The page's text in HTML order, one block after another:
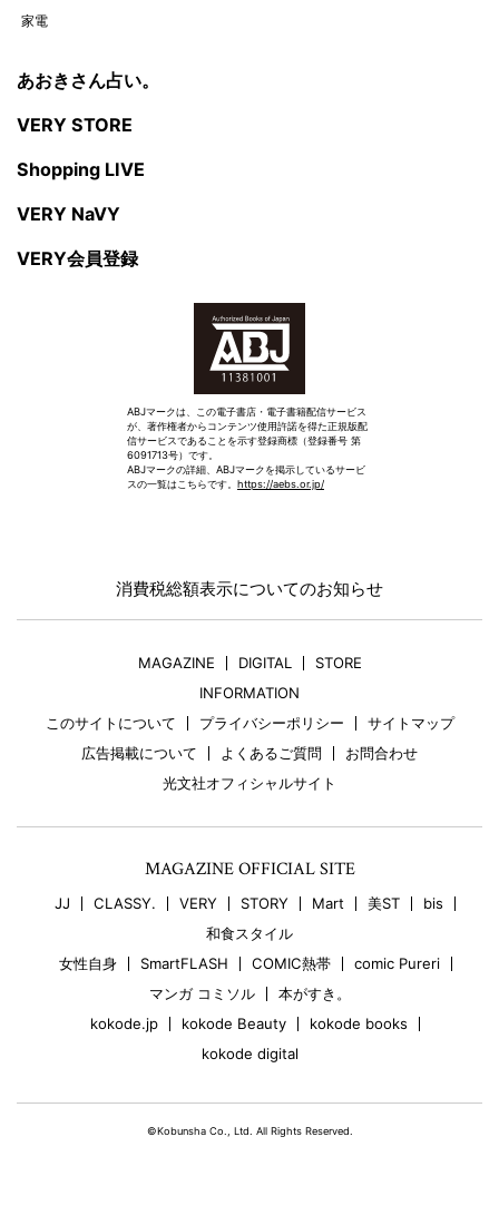
家電
あおきさん占い。
VERY STORE
Shopping LIVE
VERY NaVY
VERY会員登録
ABJマークは、この電子書店・電子書籍配信サービス
が、著作権者からコンテンツ使用許諾を得た正規版配
信サービスであることを示す登録商標（登録番号 第
6091713号）です。
ABJマークの詳細、ABJマークを掲示しているサービ
スの一覧はこちらです。 https://aebs.or.jp/
消費税総額表示についてのお知らせ
MAGAZINE DIGITAL
STORE
INFORMATION
このサイトについて
プライバシーポリシー
サイトマップ
広告掲載について
よくあるご質問
お問合わせ
光文社オフィシャルサイト
MAGAZINE OFFICIAL SITE
JJ CLASSY. VERY STORY Mart 美ST
bis
和食スタイル
女性自身
SmartFLASH COMIC熱帯
comic Pureri
マンガ コミソル
本がすき。
kokode.jp
kokode Beauty
kokode books
kokode digital
©Kobunsha Co., Ltd. All Rights Reserved.